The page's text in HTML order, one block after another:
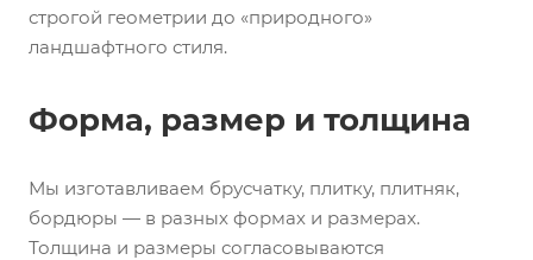
строгой геометрии до «природного»
ландшафтного стиля.
Форма, размер и толщина
Мы изготавливаем брусчатку, плитку, плитняк,
бордюры — в разных формах и размерах.
Толщина и размеры согласовываются